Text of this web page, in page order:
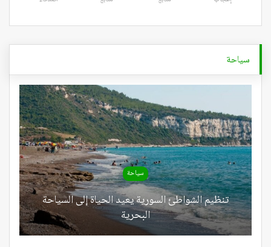
سياحة
سياحة
تنظيم الشواطئ السورية يعيد الحياة إلى السياحة
البحرية